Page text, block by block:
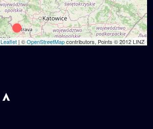
Leaflet| ©OpenStreetMapcontributors, Points © 2012 LINZ